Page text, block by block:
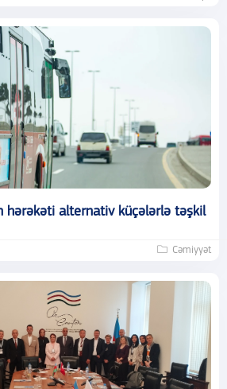
hərəkəti alternativ küçələrlə təşkil
Cəmiyyət